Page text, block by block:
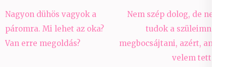
Bejegyzés
navigáció
Nagyon dühös vagyok a
páromra. Mi lehet az oka?
Van erre megoldás?
Nem szép dolog, de nem
tudok a szüleimnek
megbocsájtani, azért, amit
velem tettek